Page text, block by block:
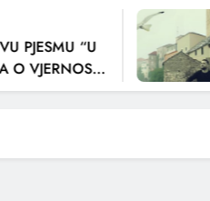
PJESMU “U
VJERNOSTI,